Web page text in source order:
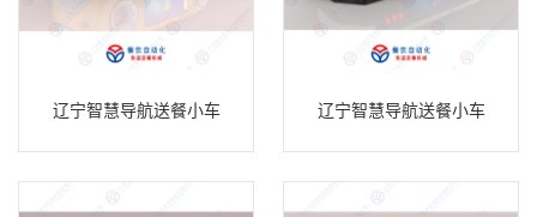
辽宁智慧导航送餐小车 辽宁智慧导航送餐小车